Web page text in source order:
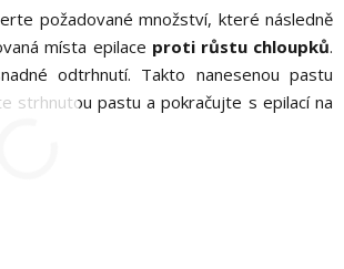
požadované množství, které následně
místa epilace proti růstu chloupků.
odtrhnutí. Takto nanesenou pastu
strhnutou pastu a pokračujte s epilací na